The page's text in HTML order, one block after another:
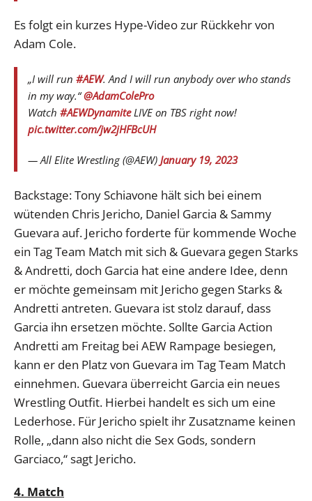
Es folgt ein kurzes Hype-Video zur Rückkehr von
Adam Cole.
„I will run #AEW. And I will run anybody over who stands
in my way.“@AdamColePro
Watch #AEWDynamiteLIVE on TBS right now!
pic.twitter.com/jw2jHFBcUH
— All Elite Wrestling (@AEW) January 19, 2023
Backstage: Tony Schiavone hält sich bei einem
wütenden Chris Jericho, Daniel Garcia & Sammy
Guevara auf. Jericho forderte für kommende Woche
ein Tag Team Match mit sich & Guevara gegen Starks
& Andretti, doch Garcia hat eine andere Idee, denn
er möchte gemeinsam mit Jericho gegen Starks &
Andretti antreten. Guevara ist stolz darauf, dass
Garcia ihn ersetzen möchte. Sollte Garcia Action
Andretti am Freitag bei AEW Rampage besiegen,
kann er den Platz von Guevara im Tag Team Match
einnehmen. Guevara überreicht Garcia ein neues
Wrestling Outfit. Hierbei handelt es sich um eine
Lederhose. Für Jericho spielt ihr Zusatzname keinen
Rolle, „dann also nicht die Sex Gods, sondern
Garciaco,“ sagt Jericho.
4. Match